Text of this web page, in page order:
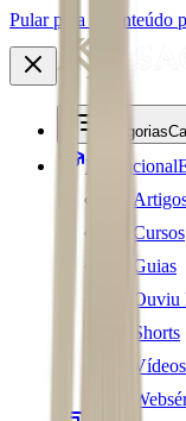
Pular para o conteúdo
Categorias
Educacional
Cursos
Guias
Ouviu
Shorts
Vídeos